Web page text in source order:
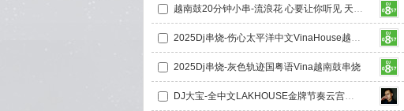
越南鼓20分钟小串-流浪花 心要让你听见 天涯 兄弟
2025Dj串烧-伤心太平洋中文VinaHouse越南鼓DJ串烧
2025Dj串烧-灰色轨迹国粤语Vina越南鼓串烧
DJ大宝-全中文LAKHOUSE金牌节奏云宫迅音心系天下越南鼓MUSIC慢摇大碟